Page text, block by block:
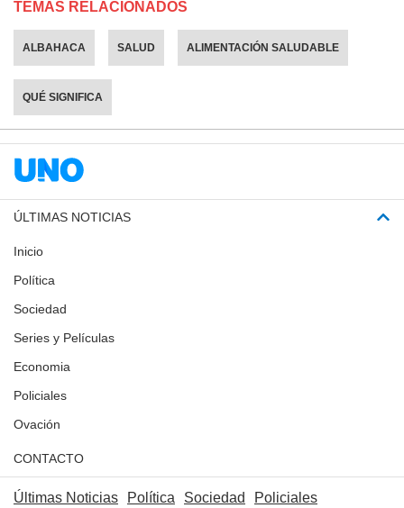
TEMAS RELACIONADOS
ALBAHACA SALUD ALIMENTACIÓN SALUDABLE
QUÉ SIGNIFICA
ÚLTIMAS NOTICIAS
Inicio
Política
Sociedad
Series y Películas
Economia
Policiales
Ovación
CONTACTO
Últimas Noticias Política Sociedad Policiales